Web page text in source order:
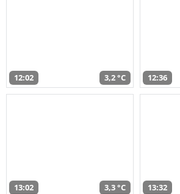
12:02 3,2 °C 12:36
13:02 3,3 °C 13:32